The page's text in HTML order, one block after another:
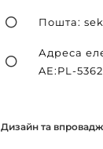
Пошта:
Адреса
AE:PL-
Дизайн та